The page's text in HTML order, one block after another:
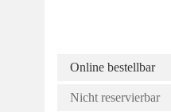
Online bestellbar
Nicht reservierbar